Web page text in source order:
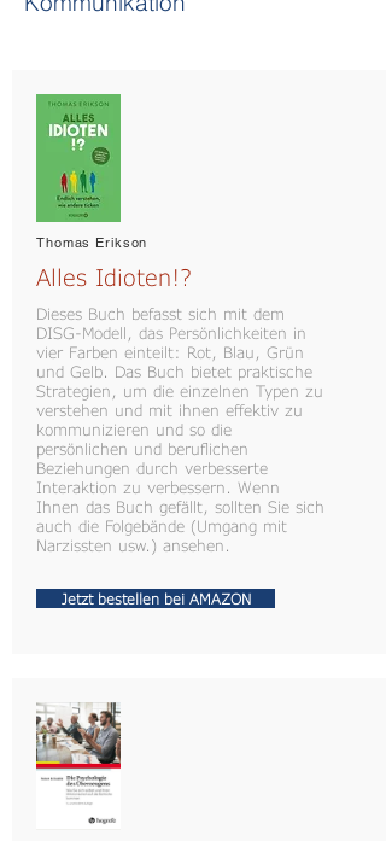
Thomas Erikson
Alles Idioten!?
Dieses Buch befasst sich mit dem
DISG-Modell, das Persönlichkeiten in
vier Farben einteilt: Rot, Blau, Grün
und Gelb. Das Buch bietet praktische
Strategien, um die einzelnen Typen zu
verstehen und mit ihnen effektiv zu
kommunizieren und so die
persönlichen und beruflichen
Beziehungen durch verbesserte
Interaktion zu verbessern. Wenn
Ihnen das Buch gefällt, sollten Sie sich
auch die Folgebände (Umgang mit
Narzissten usw.) ansehen.
Jetzt bestellen bei AMAZON